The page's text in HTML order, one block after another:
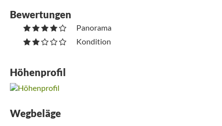
Bewertungen
Panorama
Kondition
Höhenprofil
Wegbeläge